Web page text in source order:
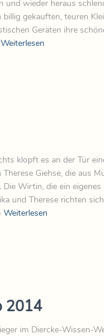
wieder heraus
gekauften, teuren
Geräten ihre
Weiterlesen
klopft es an der Tür
Giehse, die aus
Wirtin, die ein
und Therese richten
Weiterlesen
2014
im Diercke-Wissen-